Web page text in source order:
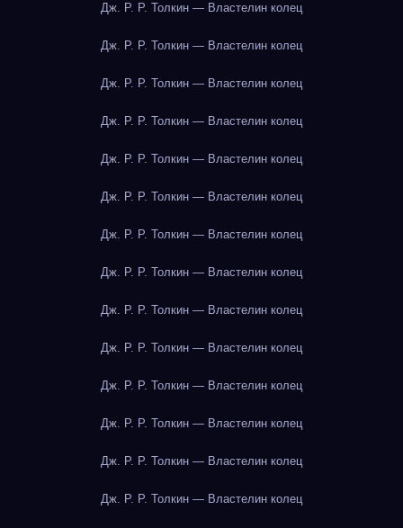
Дж. Р. Р. Толкин — Властелин колец
Дж. Р. Р. Толкин — Властелин колец
Дж. Р. Р. Толкин — Властелин колец
Дж. Р. Р. Толкин — Властелин колец
Дж. Р. Р. Толкин — Властелин колец
Дж. Р. Р. Толкин — Властелин колец
Дж. Р. Р. Толкин — Властелин колец
Дж. Р. Р. Толкин — Властелин колец
Дж. Р. Р. Толкин — Властелин колец
Дж. Р. Р. Толкин — Властелин колец
Дж. Р. Р. Толкин — Властелин колец
Дж. Р. Р. Толкин — Властелин колец
Дж. Р. Р. Толкин — Властелин колец
Дж. Р. Р. Толкин — Властелин колец